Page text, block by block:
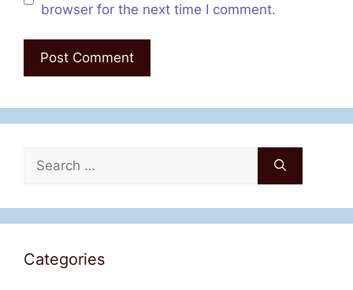
browser for the next time I comment.
Search
for:
Categories